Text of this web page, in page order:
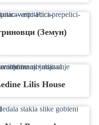
(Земун)
Lilis House